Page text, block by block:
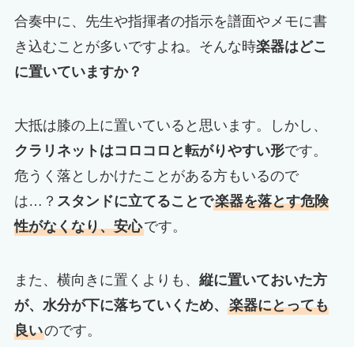
合奏中に、先生や指揮者の指示を譜面やメモに書
き込むことが多いですよね。そんな時楽器はどこ
に置いていますか？
大抵は膝の上に置いていると思います。しかし、
クラリネットはコロコロと転がりやすい形です。
危うく落としかけたことがある方もいるので
は…？ スタンドに立てることで楽器を落とす危険
性がなくなり、安心です。
また、横向きに置くよりも、 縦に置いておいた方
が、水分が下に落ちていくため、 楽器にとっても
良いのです。